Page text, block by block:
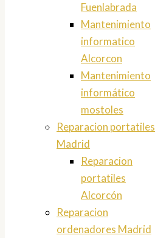
Fuenlabrada
Mantenimiento
informatico
Alcorcon
Mantenimiento
informático
mostoles
Reparacion portatiles
Madrid
Reparacion
portatiles
Alcorcón
Reparacion
ordenadores Madrid